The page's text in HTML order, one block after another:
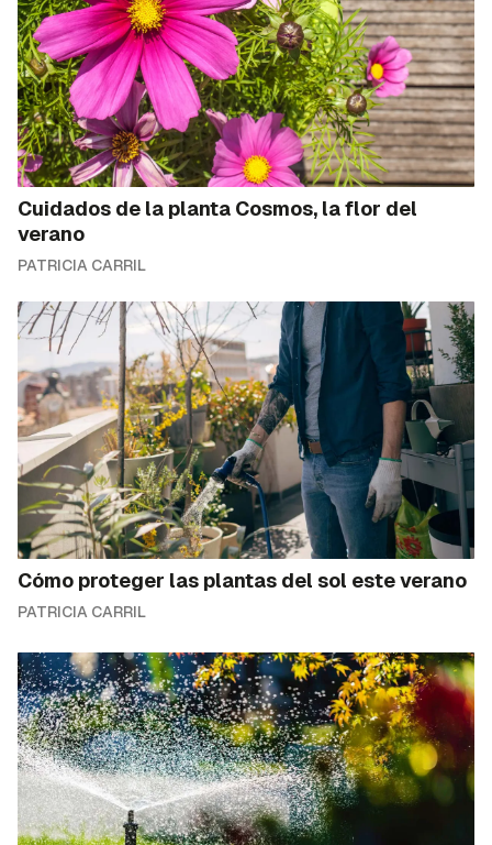
Cuidados de la planta Cosmos, la flor del
verano
PATRICIA CARRIL
Cómo proteger las plantas del sol este verano
PATRICIA CARRIL